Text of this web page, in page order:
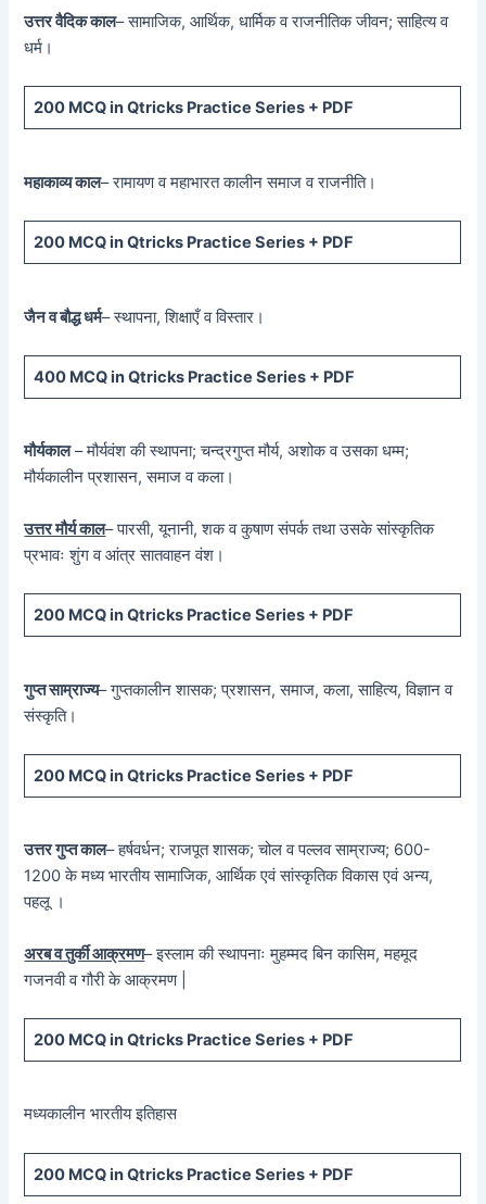
उत्तर वैदिक काल– सामाजिक, आर्थिक, धार्मिक व राजनीतिक जीवन; साहित्य व
धर्म।
200 MCQin Qtricks Practice Series + PDF
महाकाव्य काल– रामायण व महाभारत कालीन समाज व राजनीति।
200 MCQin Qtricks Practice Series + PDF
जैन व बौद्ध धर्म– स्थापना, शिक्षाएँ व विस्तार।
400 MCQin Qtricks Practice Series + PDF
मौर्यकाल– मौर्यवंश की स्थापना; चन्द्रगुप्त मौर्य, अशोक व उसका धम्म;
मौर्यकालीन प्रशासन, समाज व कला।
उत्तर मौर्य काल– पारसी, यूनानी, शक व कुषाण संपर्क तथा उसके सांस्कृतिक
प्रभावः शुंग व आंत्र सातवाहन वंश।
200 MCQ in Qtricks Practice Series + PDF
गुप्त साम्राज्य– गुप्तकालीन शासक; प्रशासन, समाज, कला, साहित्य, विज्ञान व
संस्कृति।
200 MCQ in Qtricks Practice Series + PDF
उत्तर गुप्त काल– हर्षवर्धन; राजपूत शासक; चोल व पल्लव साम्राज्य; 600-
1200 के मध्य भारतीय सामाजिक, आर्थिक एवं सांस्कृतिक विकास एवं अन्य,
पहलू ।
अरब व तुर्की आक्रमण– इस्लाम की स्थापनाः मुहम्मद बिन कासिम, महमूद
गजनवी व गौरी के आक्रमण |
200 MCQ in Qtricks Practice Series + PDF
मध्यकालीन भारतीय इतिहास
200 MCQ in Qtricks Practice Series + PDF